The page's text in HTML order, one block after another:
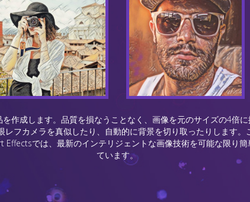
作成します。品質を損なうことなく、画像を元のサイズの4倍
レフカメラを真似したり、自動的に背景を切り取ったりします
Effectsでは、最新のインテリジェントな画像技術を可能な限り
ています。